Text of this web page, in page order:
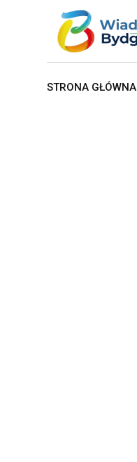
STRONA GŁÓWNA